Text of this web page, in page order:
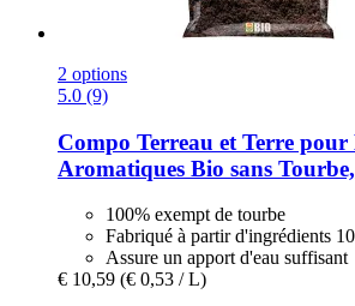
2 options
5.0 (9)
Compo Terreau et Terre pour
Aromatiques Bio sans
100% exempt de tourbe
Fabriqué à partir d'ingrédients
Assure un apport d'eau suffisant
€ 10,59 (€ 0,53 / L)